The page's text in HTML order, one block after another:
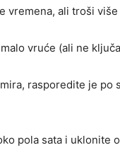
vremena, ali troši
vruće (ali ne
rasporedite je po
pola sata i uklonite